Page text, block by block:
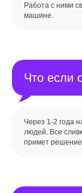
Работа с ними
машине.
Что если
Через 1-2 года
людей. Все
примет решение